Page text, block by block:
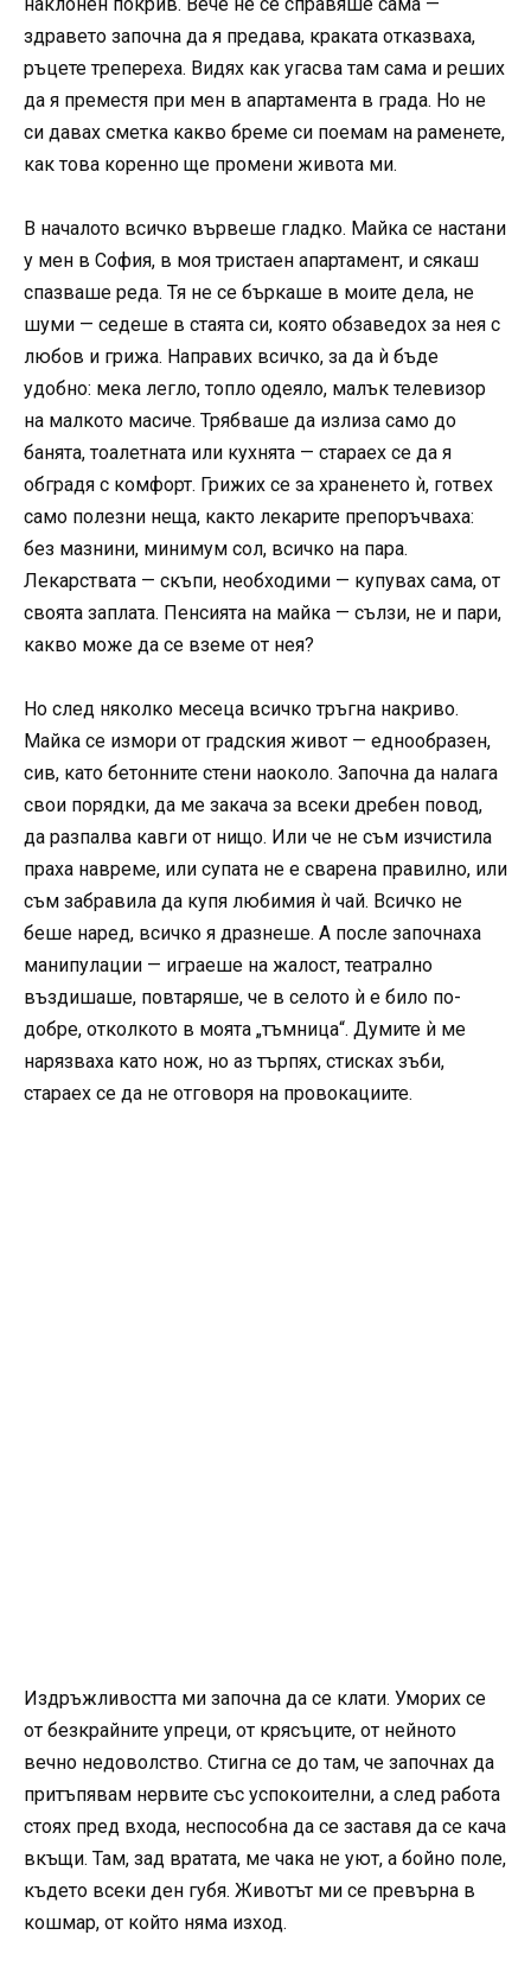
здравето започна да я предава, краката отказваха,
ръцете трепереха. Видях как угасва там сама и реших
да я преместя при мен в апартамента в града. Но не
си давах сметка какво бреме си поемам на раменете,
как това коренно ще промени живота ми.
В началото всичко вървеше гладко. Майка се настани
у мен в София, в моя тристаен апартамент, и сякаш
спазваше реда. Тя не се бъркаше в моите дела, не
шуми — седеше в стаята си, която обзаведох за нея с
любов и грижа. Направих всичко, за да ѝ бъде
удобно: мека легло, топло одеяло, малък телевизор
на малкото масиче. Трябваше да излиза само до
банята, тоалетната или кухнята — стараех се да я
обградя с комфорт. Грижих се за храненето ѝ, готвех
само полезни неща, както лекарите препоръчваха:
без мазнини, минимум сол, всичко на пара.
Лекарствата — скъпи, необходими — купувах сама, от
своята заплата. Пенсията на майка — сълзи, не и пари,
какво може да се вземе от нея?
Но след няколко месеца всичко тръгна накриво.
Майка се измори от градския живот — еднообразен,
сив, като бетонните стени наоколо. Започна да налага
свои порядки, да ме закача за всеки дребен повод,
да разпалва кавги от нищо. Или че не съм изчистила
праха навреме, или супата не е сварена правилно, или
съм забравила да купя любимия ѝ чай. Всичко не
беше наред, всичко я дразнеше. А после започнаха
манипулации — играеше на жалост, театрално
въздишаше, повтаряше, че в селото ѝ е било по-
добре, отколкото в моята „тъмница“. Думите ѝ ме
нарязваха като нож, но аз търпях, стисках зъби,
стараех се да не отговоря на провокациите.
Издръжливостта ми започна да се клати. Уморих се
от безкрайните упреци, от крясъците, от нейното
вечно недоволство. Стигна се до там, че започнах да
притъпявам нервите със успокоителни, а след работа
стоях пред входа, неспособна да се заставя да се кача
вкъщи. Там, зад вратата, ме чака не уют, а бойно поле,
където всеки ден губя. Животът ми се превърна в
кошмар, от който няма изход.